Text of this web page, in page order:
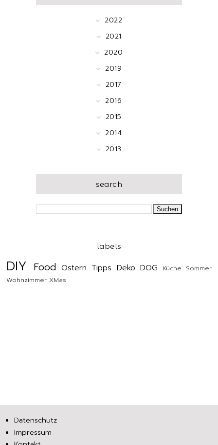
2022
2021
2020
2019
2017
2016
2015
2014
2013
search
labels
DIY Food Ostern Tipps Deko DOG Küche Sommer
Wohnzimmer XMas
Datenschutz
Impressum